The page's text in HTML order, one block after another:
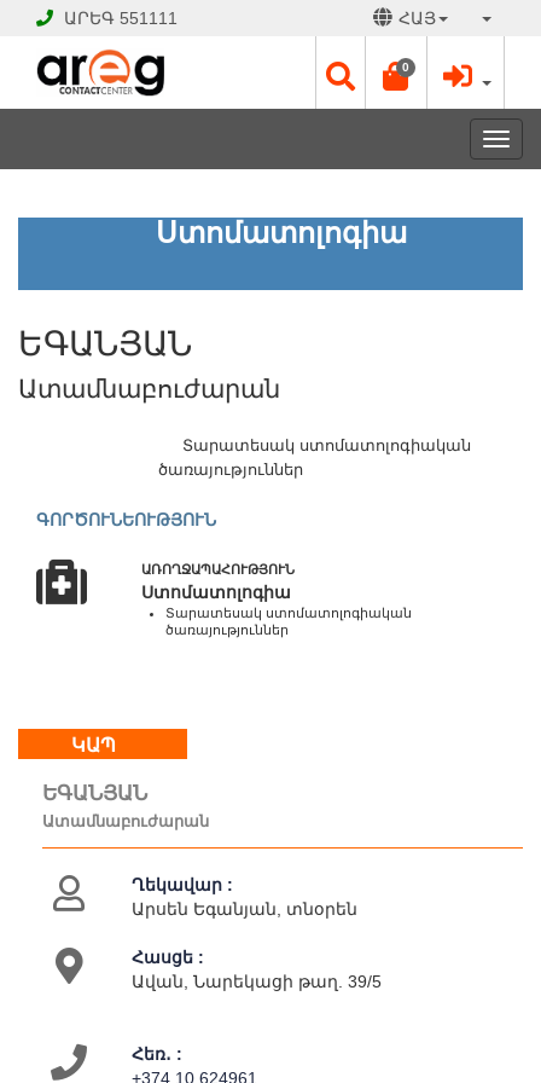
ԱՐԵԳ 551111 ՀԱՅ
0
ԵԳԱՆՅԱՆ
Ատամնաբուժարան
ԲԱՑ
Է
Աշխատանքային
օրեր՝
Կրկ
Մեր
մասին
Կապ
Ստոմատոլոգիա
ԵԳԱՆՅԱՆ
Ատամնաբուժարան
Տարատեսակ ստոմատոլոգիական
ծառայություններ
ԳՈՐԾՈՒՆԵՈՒԹՅՈՒՆ
ԱՌՈՂՋԱՊԱՀՈՒԹՅՈՒՆ
Ստոմատոլոգիա
Տարատեսակ ստոմատոլոգիական
ծառայություններ
ԿԱՊ
ԵԳԱՆՅԱՆ
Ատամնաբուժարան
Ղեկավար :
Արսեն Եգանյան, տնօրեն
Հասցե :
Ավան, Նարեկացի թաղ. 39/5
Հեռ․ :
+374 10 624961